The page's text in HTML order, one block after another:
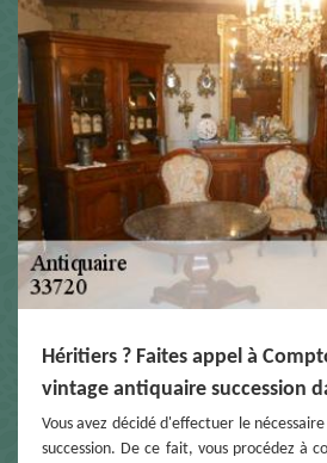
Héritiers ? Faites appel à
vintage antiquaire succession
Vous avez décidé d'effectuer le
succession. De ce fait, vous procédez à